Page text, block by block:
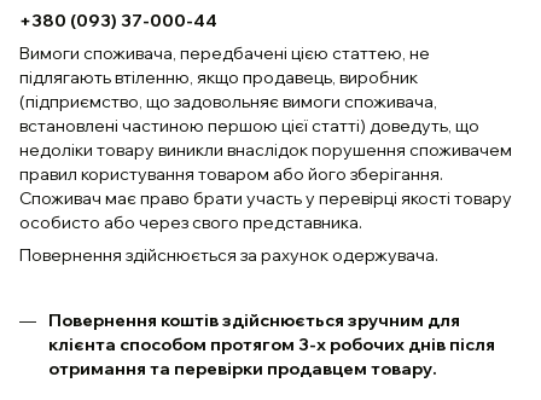
+380 (093) 37-000-44
Вимоги споживача, передбачені цією статтею, не
підлягають втіленню, якщо продавець, виробник
(підприємство, що задовольняє вимоги споживача,
встановлені частиною першою цієї статті) доведуть, що
недоліки товару виникли внаслідок порушення споживачем
правил користування товаром або його зберігання.
Споживач має право брати участь у перевірці якості товару
особисто або через свого представника.
Повернення здійснюється за рахунок одержувача.
Повернення коштів здійснюється зручним для
клієнта способом протягом 3-х робочих днів після
отримання та перевірки продавцем товару.